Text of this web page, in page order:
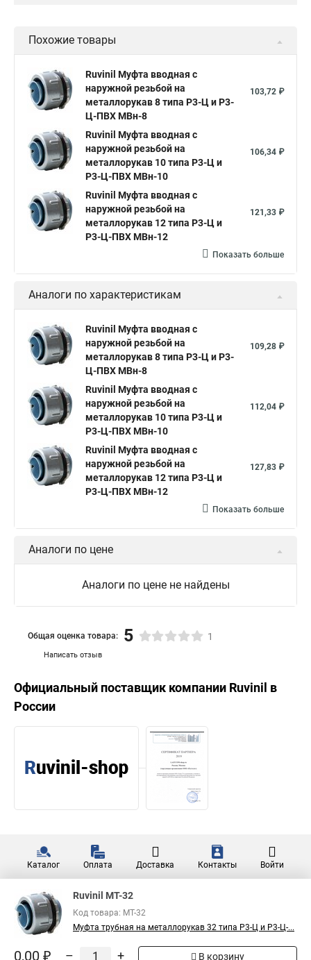
Похожие товары
Ruvinil Муфта вводная с
наружной резьбой на
металлорукав 8 типа Р3-Ц и Р3-
Ц-ПВХ МВн-8
103,72 ₽
Ruvinil Муфта вводная с
наружной резьбой на
металлорукав 10 типа Р3-Ц и
Р3-Ц-ПВХ МВн-10
106,34 ₽
Ruvinil Муфта вводная с
наружной резьбой на
металлорукав 12 типа Р3-Ц и
Р3-Ц-ПВХ МВн-12
121,33 ₽
Показать больше
Аналоги по характеристикам
Ruvinil Муфта вводная с
наружной резьбой на
металлорукав 8 типа Р3-Ц и Р3-
Ц-ПВХ МВн-8
109,28 ₽
Ruvinil Муфта вводная с
наружной резьбой на
металлорукав 10 типа Р3-Ц и
Р3-Ц-ПВХ МВн-10
112,04 ₽
Ruvinil Муфта вводная с
наружной резьбой на
металлорукав 12 типа Р3-Ц и
Р3-Ц-ПВХ МВн-12
127,83 ₽
Показать больше
Аналоги по цене
Аналоги по цене не найдены
Написать отзыв
Общая оценка товара: 5 1
Официальный поставщик компании Ruvinil в
России
Каталог Оплата Доставка Контакты Войти
Ruvinil МТ-32
Код товара: МТ-32
Муфта трубная на металлорукав 32 типа Р3-Ц и Р3-Ц-...
0,00 ₽ – + В корзину